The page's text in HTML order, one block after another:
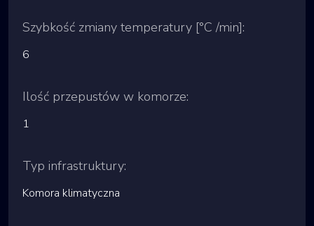
Szybkość zmiany temperatury [°C /min]:
6
Ilość przepustów w komorze:
1
Typ infrastruktury:
Komora klimatyczna